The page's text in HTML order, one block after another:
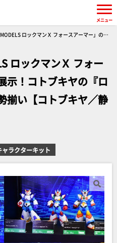
MODELS ロックマンＸ フォースアーマー」の原
ロックマンＸ フォー
示！コトブキヤの『ロ
揃い【コトブキヤ／静
ャラクターキット
メニュー